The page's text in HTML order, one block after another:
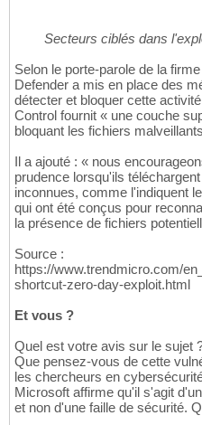
Secteurs ciblés dans
Selon le porte-parole de la
Defender a mis en place des
détecter et bloquer cette
Control fournit « une couche
bloquant les fichiers
Il a ajouté : « nous
prudence lorsqu'ils
inconnues, comme l'indiquent
qui ont été conçus pour
la présence de fichiers
Source :
https://www.trendmicro.com/
shortcut-zero-day-exploit.html
Et vous ?
Quel est votre avis sur le sujet
Que pensez-vous de cette
les chercheurs en
Microsoft affirme qu'il s'agit
et non d'une faille de sécurité.